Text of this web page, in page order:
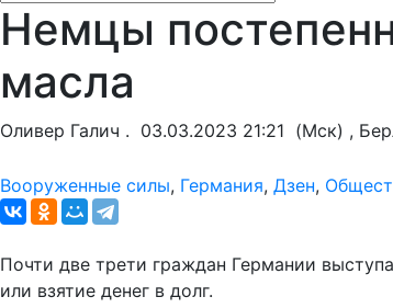
Немцы
масла
Оливер Галич . 03.03.2023 21:21 (Мск) ,
Вооруженные силы, Германия, Дзен,
Почти две трети граждан Германии
или взятие денег в долг.